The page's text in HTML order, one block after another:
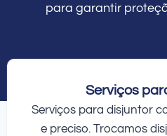
para garantir
Serviços
Serviços para disjuntor
e preciso. Trocamos